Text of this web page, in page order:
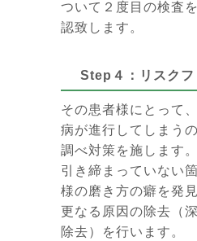
ついて２度目の検査
認致します。
Step４：リスク
その患者様にとって
病が進行してしまう
調べ対策を施します
引き締まっていない
様の磨き方の癖を発
更なる原因の除去（
除去）を行います。